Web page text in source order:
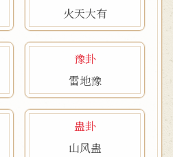
火天大有
豫卦
雷地豫
蛊卦
山风蛊